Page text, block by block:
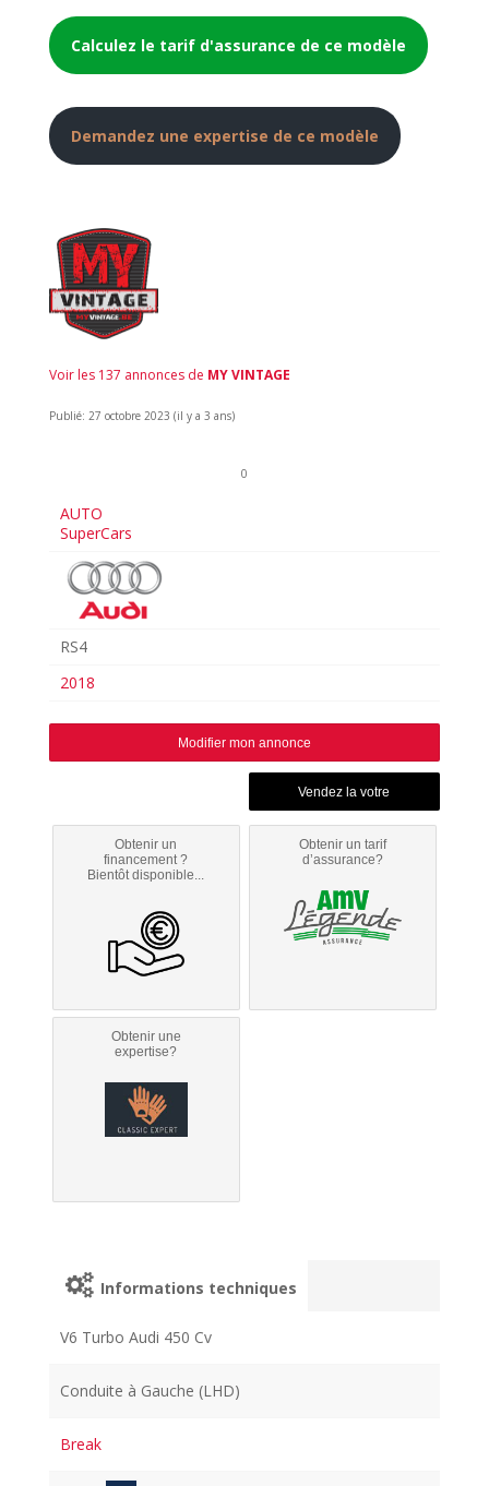
Calculez le tarif d'assurance de ce modèle
Demandez une expertise de ce modèle
Voir les 137 annonces de MY VINTAGE
Publié: 27 octobre 2023 (il y a 3 ans)
0
AUTO
SuperCars
RS4
2018
Modifier mon annonce
Obtenir un
financement ?
Bientôt disponible...
Obtenir un tarif
d’assurance?
Obtenir une
expertise?
Informations techniques
V6 Turbo Audi 450 Cv
Conduite à Gauche (LHD)
Break